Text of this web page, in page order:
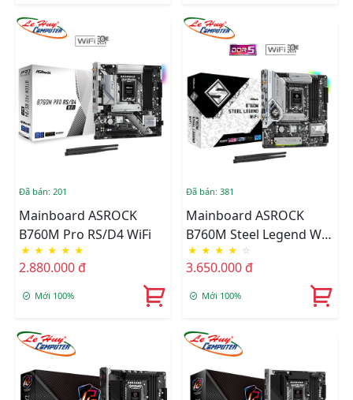
Đã bán: 201
Mainboard ASROCK
B760M Pro RS/D4 WiFi
★ ★ ★ ★ ★
2.880.000 đ
Mới 100%
Đã bán: 381
Mainboard ASROCK
B760M Steel Legend WiFi
DDR5
★ ★ ★ ★ ☆
3.650.000 đ
Mới 100%